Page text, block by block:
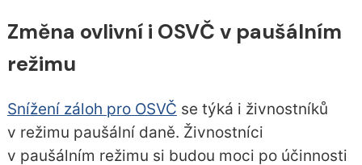
Změna ovlivní i OSVČ v paušálním
režimu
Snížení záloh pro OSVČ se týká i živnostníků
v režimu paušální daně. Živnostníci
v paušálním režimu si budou moci po účinnosti